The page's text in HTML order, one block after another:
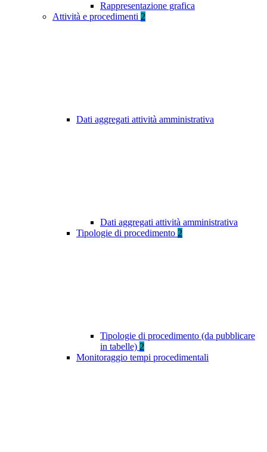
Rappresentazione grafica
Attività e procedimenti 2
Dati aggregati attività amministrativa
Dati aggregati attività amministrativa
Tipologie di procedimento 2
Tipologie di procedimento (da pubblicare
in tabelle) 2
Monitoraggio tempi procedimentali